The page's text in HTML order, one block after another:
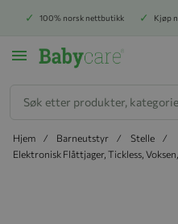
100% norsk nettbutikk Kjøp
Hjem Barneutstyr
Stelle
Elektronisk Flåttjager, Tickless,